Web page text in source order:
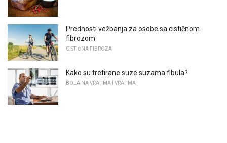
Prednosti vežbanja za osobe sa cističnom
fibrozom
CISTIČNA FIBROZA
Kako su tretirane suze suzama fibula?
BOLA NA VRATIMA I VRATIMA